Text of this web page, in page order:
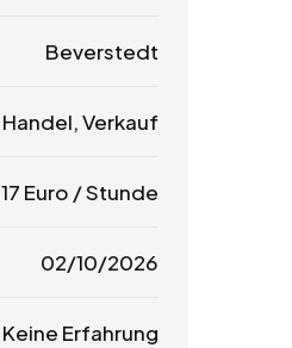
Beverstedt
Handel, Verkauf
17 Euro / Stunde
02/10/2026
Keine Erfahrung